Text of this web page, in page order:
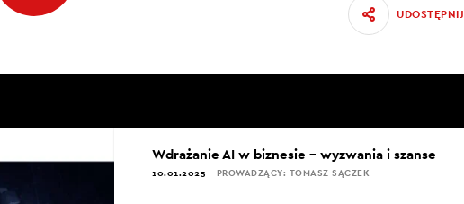
UDOSTĘPNIJ
Wdrażanie AI w biznesie – wyzwania i szanse
10.01.2025 PROWADZĄCY: TOMASZ SĄCZEK